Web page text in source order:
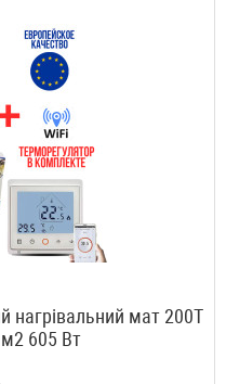
нагрівальний мат 200T
605 Вт